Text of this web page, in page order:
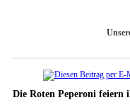
Die Roten Peperoni feiern